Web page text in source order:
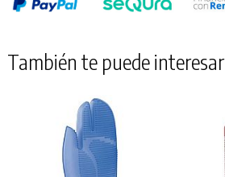
También te puede interesar